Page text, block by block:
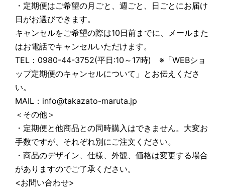
・定期便はご希望の月ごと、週ごと、日ごとにお届け
日がお選びできます。
キャンセルをご希望の際は10日前までに、メールまた
はお電話でキャンセルいただけます。
TEL：0980-44-3752(平日:10～17時) ※「WEBショ
ップ定期便のキャンセルについて」とお伝えくださ
い。
MAIL：info@takazato-maruta.jp
＜その他＞
・定期便と他商品との同時購入はできません。大変お
手数ですが、それぞれ別にご注文ください。
・商品のデザイン、仕様、外観、価格は変更する場合
がありますのでご了承ください。
<お問い合わせ>